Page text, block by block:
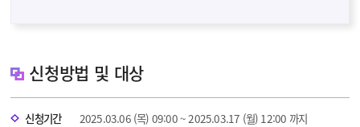
신청방법 및 대상
신청기간
2025.03.06 (목) 09:00 ~ 2025.03.17 (월) 12:00 까지